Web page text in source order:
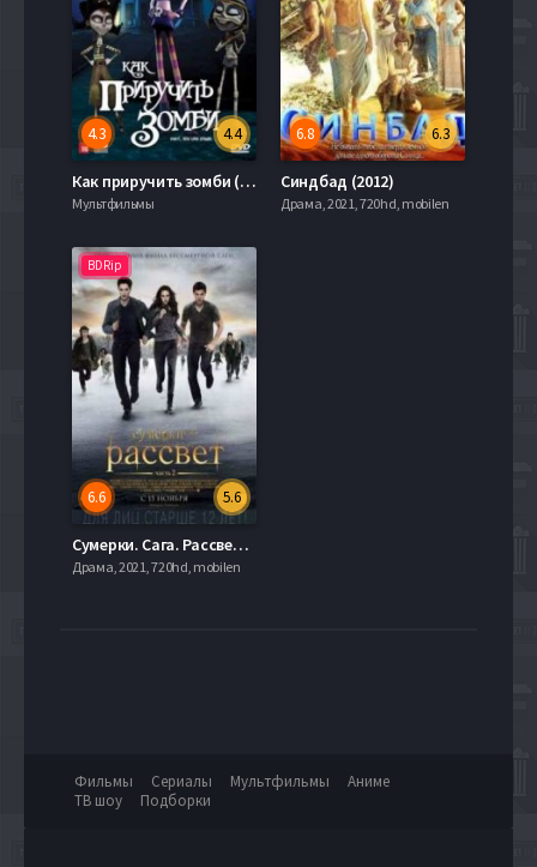
4.4
4.3
Как приручить зомби (2012)
Мультфильмы
6.3
6.8
Синдбад (2012)
Драма, 2021, 720hd, mobilen
BDRip
5.6
6.6
Сумерки. Сага. Рассвет: Часть 2 (2012)
Драма, 2021, 720hd, mobilen
Фильмы Сериалы Мультфильмы
Аниме
ТВ шоу
Подборки